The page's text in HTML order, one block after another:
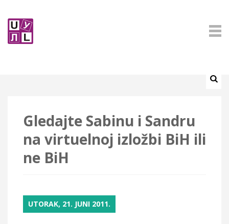
Gledajte Sabinu i Sandru
na virtuelnoj izložbi BiH ili
ne BiH
UTORAK, 21. JUNI 2011.